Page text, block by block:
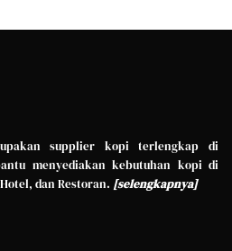
supplier kopi terlengkap di
menyediakan kebutuhan kopi di
dan Restoran. [selengkapnya]